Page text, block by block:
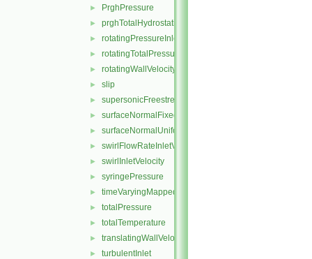
► PrghPressure
► prghTotalHydrostaticPressure
► rotatingPressureInletOutletVelocity
► rotatingTotalPressure
► rotatingWallVelocity
► slip
► supersonicFreestream
► surfaceNormalFixedValue
► surfaceNormalUniformFixedValue
► swirlFlowRateInletVelocity
► swirlInletVelocity
► syringePressure
► timeVaryingMappedFixedValue
► totalPressure
► totalTemperature
► translatingWallVelocity
► turbulentInlet